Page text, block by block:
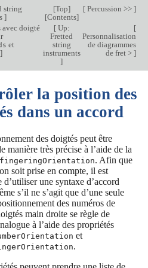
string
]
[Top]
[Contents]
[Percussion >> ]
avec doigté
et
]
[Up:
Fretted
string
instruments
]
[
Personnalisation
de diagrammes
de fret > ]
la position des
dans un accord
des doigtés peut être
manière très précise à l’aide de la
fingeringOrientation. Afin que
soit prise en compte, il est
d’utiliser une syntaxe d’accord
s’il ne s’agit que d’une seule
des numéros de
main droite se règle de
à l’aide des propriétés
et
.